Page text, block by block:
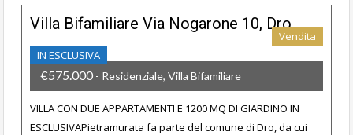
Villa Bifamiliare Via Nogarone 10, Dro
IN ESCLUSIVA
Vendita
€575.000 - Residenziale, Villa Bifamiliare
VILLA CON DUE APPARTAMENTI E 1200 MQ DI GIARDINO IN
ESCLUSIVAPietramurata fa parte del comune di Dro, da cui